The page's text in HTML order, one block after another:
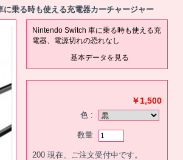
乗る時も使える充電器カーチャージャー
Nintendo Switch 車に乗る時も使える充
電器、電源切れの恐れなし
基本データを見る
￥1,500
色 :
数量
200 現在、ご注文受付中です。